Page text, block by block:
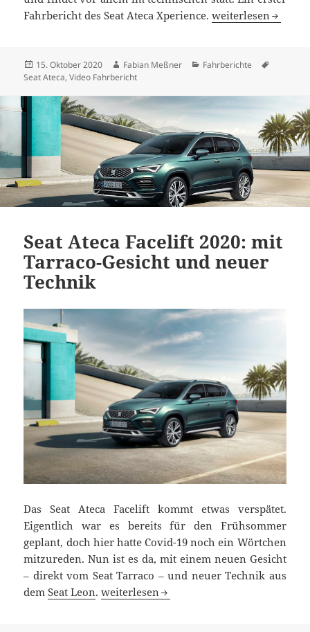
Fahrbericht des Seat Ateca Xperience.Seat Ateca
weiterlesen
Veröffentlicht
am
15. Oktober 2020 Autor
Fabian Meßner Kategorien
Fahrberichte
Seat Ateca,Video Fahrbericht
Seat Ateca Facelift 2020: mit
Tarraco-Gesicht und neuer
Technik
Das Seat Ateca Facelift kommt etwas verspätet.
Eigentlich war es bereits für den Frühsommer
geplant, doch hier hatte Covid-19 noch ein Wörtchen
mitzureden. Nun ist es da, mit einem neuen Gesicht
– direkt vom Seat Tarraco – und neuer Technik aus
demSeat Leon.Seat Ateca Facelift 2020: mit Tarraco-
weiterlesen